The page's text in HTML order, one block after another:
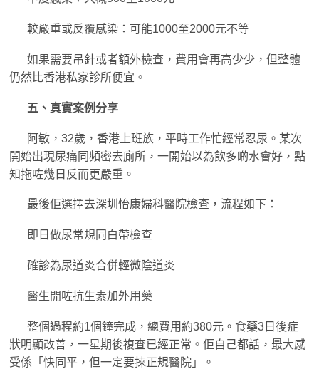
較嚴重或反覆感染：可能1000至2000元不等
如果需要吊針或者額外檢查，費用會再高少少，但整體
仍然比香港私家診所便宜。
五、真實案例分享
阿敏，32歲，香港上班族，平時工作忙經常忍尿。某次
開始出現尿痛同頻密去廁所，一開始以為飲多啲水會好，點
知拖咗幾日反而更嚴重。
最後佢選擇去深圳怡康婦科醫院檢查，流程如下：
即日做尿常規同白帶檢查
確診為尿道炎合併輕微陰道炎
醫生開咗抗生素加外用藥
整個過程約1個鐘完成，總費用約380元。食藥3日後症
狀明顯改善，一星期後複查已經正常。佢自己都話，最大感
受係「快同平，但一定要揀正規醫院」。